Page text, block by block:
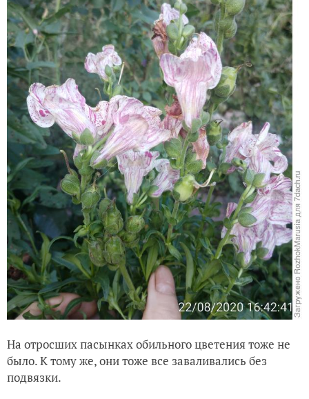
На отросших пасынках обильного цветения тоже не
было. К тому же, они тоже все заваливались без
подвязки.